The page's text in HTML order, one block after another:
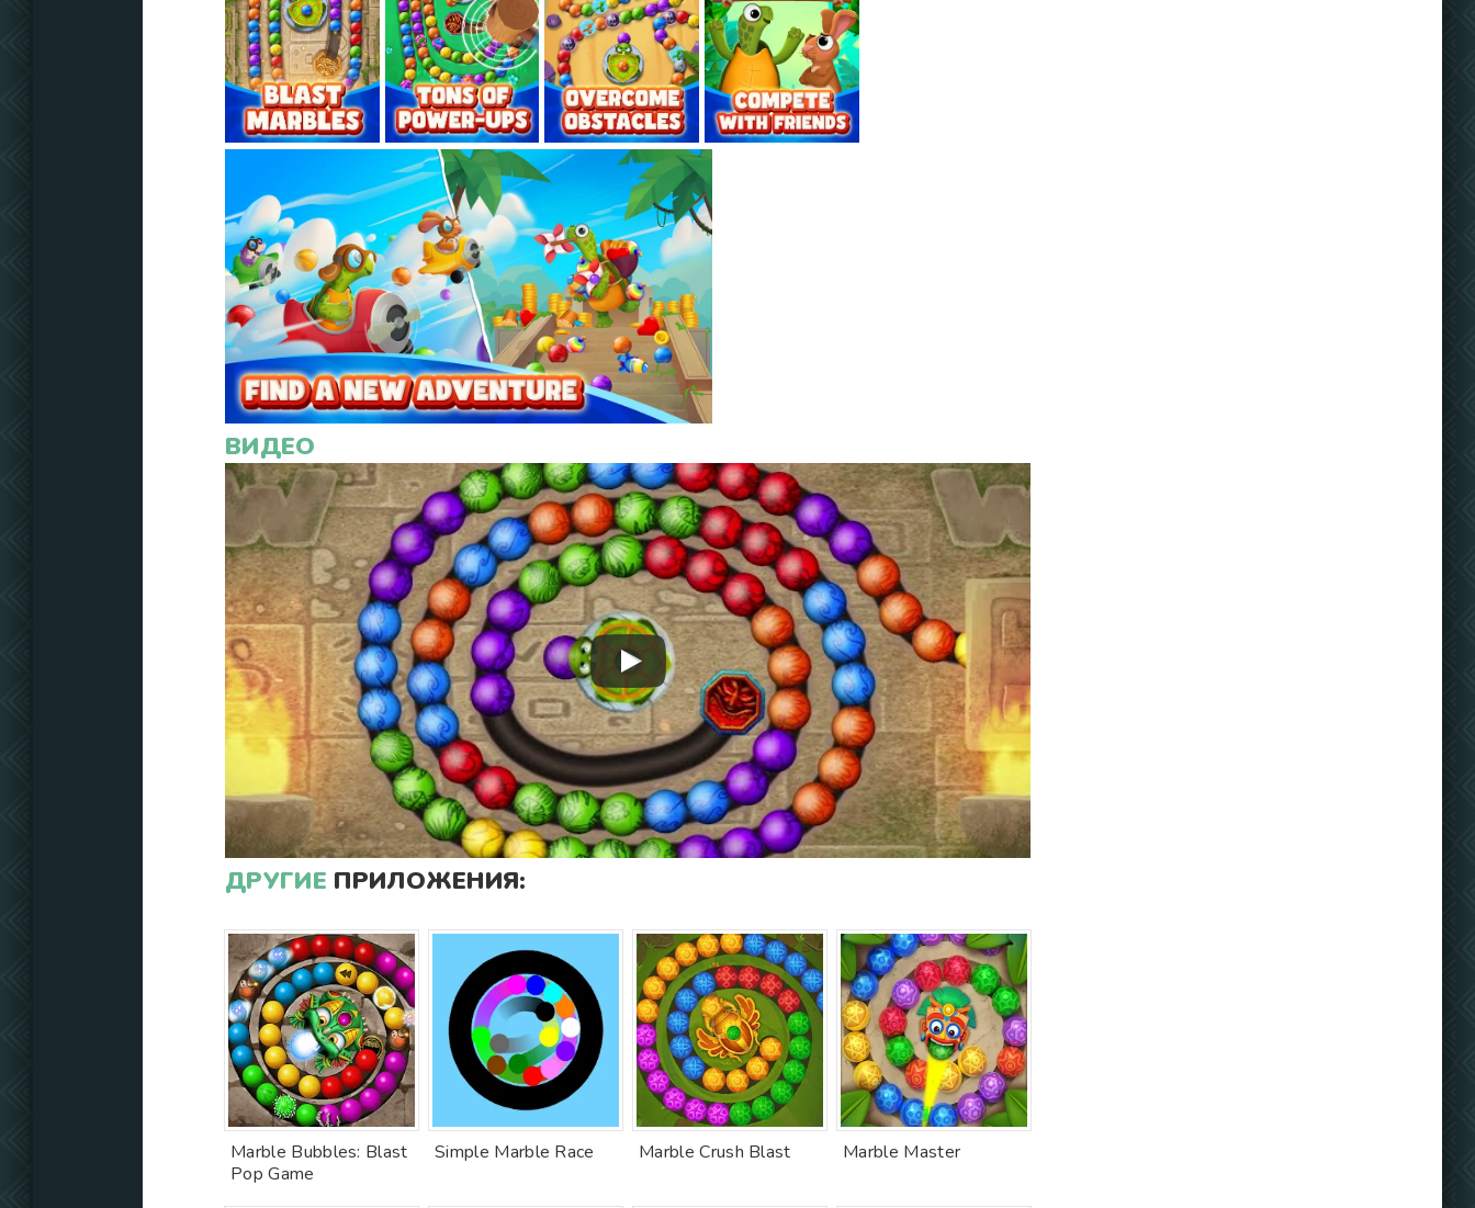
ВИДЕО
ДРУГИЕ ПРИЛОЖЕНИЯ:
Marble Bubbles: Blast
Pop Game
Simple Marble Race Marble Crush Blast Marble Master